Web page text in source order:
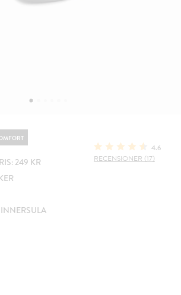
249 KR
4.6
RECENSIONER (17)